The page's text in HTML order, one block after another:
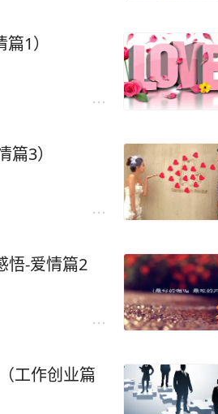
1）
3）
悟-爱情篇2
工作创业篇